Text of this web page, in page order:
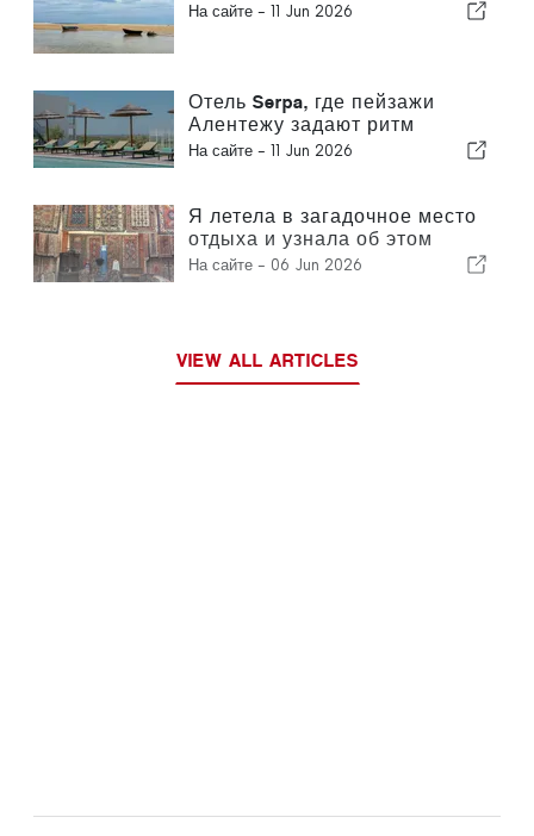
На сайте - 11 Jun 2026
Отель Serpa, где пейзажи
Алентежу задают ритм
времени
На сайте - 11 Jun 2026
Я летела в загадочное место
отдыха и узнала об этом
только после приземления.
На сайте - 06 Jun 2026
VIEW ALL ARTICLES